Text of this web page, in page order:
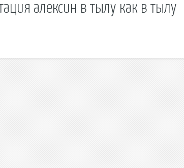
алексин в тылу как в тылу